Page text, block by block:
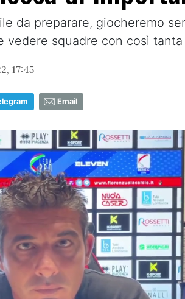
da preparare, giocheremo
vedere squadre con così
17:45
Email